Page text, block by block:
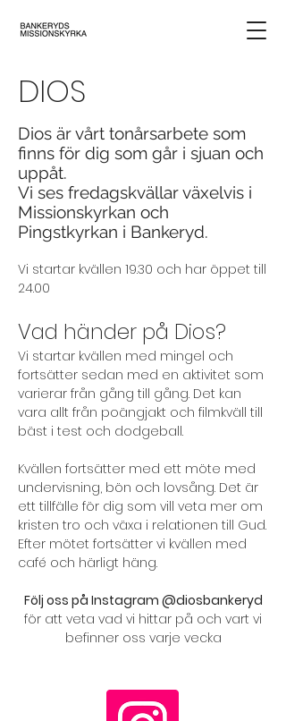
DIOS
Dios är vårt tonårsarbete som
finns för dig som går i sjuan och
uppåt.
Vi ses fredagskvällar växelvis i
Missionskyrkan och
Pingstkyrkan i Bankeryd.
Vi startar kvällen 19.30 och har öppet till
24.00
Vad händer på Dios?
Vi startar kvällen med mingel och
fortsätter sedan med en aktivitet som
varierar från gång till gång. Det kan
vara allt från poängjakt och filmkväll till
bäst i test och dodgeball.
Kvällen fortsätter med ett möte med
undervisning, bön och lovsång. Det är
ett tillfälle för dig som vill veta mer om
kristen tro och växa i relationen till Gud.
Efter mötet fortsätter vi kvällen med
café och härligt häng.
Följ oss på Instagram @diosbankeryd
för att veta vad vi hittar på och vart vi
befinner oss varje vecka